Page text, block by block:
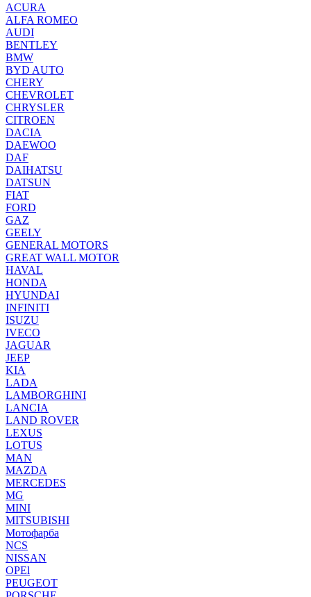
ACURA
ALFA ROMEO
AUDI
BENTLEY
BMW
BYD AUTO
CHERY
CHEVROLET
CHRYSLER
CITROEN
DACIA
DAEWOO
DAF
DAIHATSU
DATSUN
FIAT
FORD
GAZ
GEELY
GENERAL MOTORS
GREAT WALL MOTOR
HAVAL
HONDA
HYUNDAI
INFINITI
ISUZU
IVECO
JAGUAR
JEEP
KIA
LADA
LAMBORGHINI
LANCIA
LAND ROVER
LEXUS
LOTUS
MAN
MAZDA
MERCEDES
MG
MINI
MITSUBISHI
Мотофарба
NCS
NISSAN
OPEl
PEUGEOT